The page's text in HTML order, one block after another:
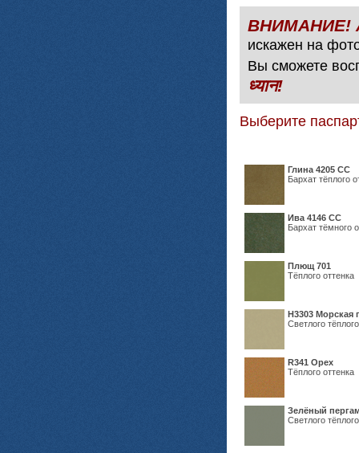
искажен на
Вы сможете
ध्यान!
Выберите
Глина 4205 СС
Бархат тёплого
Ива 4146 СС
Бархат тёмного
Плющ 701
Тёплого оттенка
H3303 Морская
Светлого
R341 Орех
Тёплого оттенка
Зелёный
Светлого